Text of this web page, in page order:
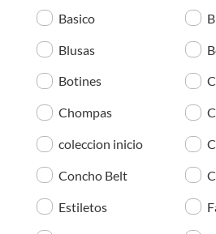
Basico
Blusas
Botines
Chompas
coleccion inicio
Concho Belt
Estiletos